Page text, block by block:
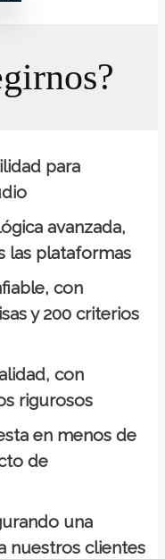
para
avanzada,
las plataformas
con
y 200 criterios
con
rigurosos
en menos de
de
una
nuestros clientes